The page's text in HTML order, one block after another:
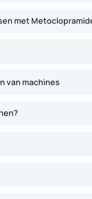
met
van machines